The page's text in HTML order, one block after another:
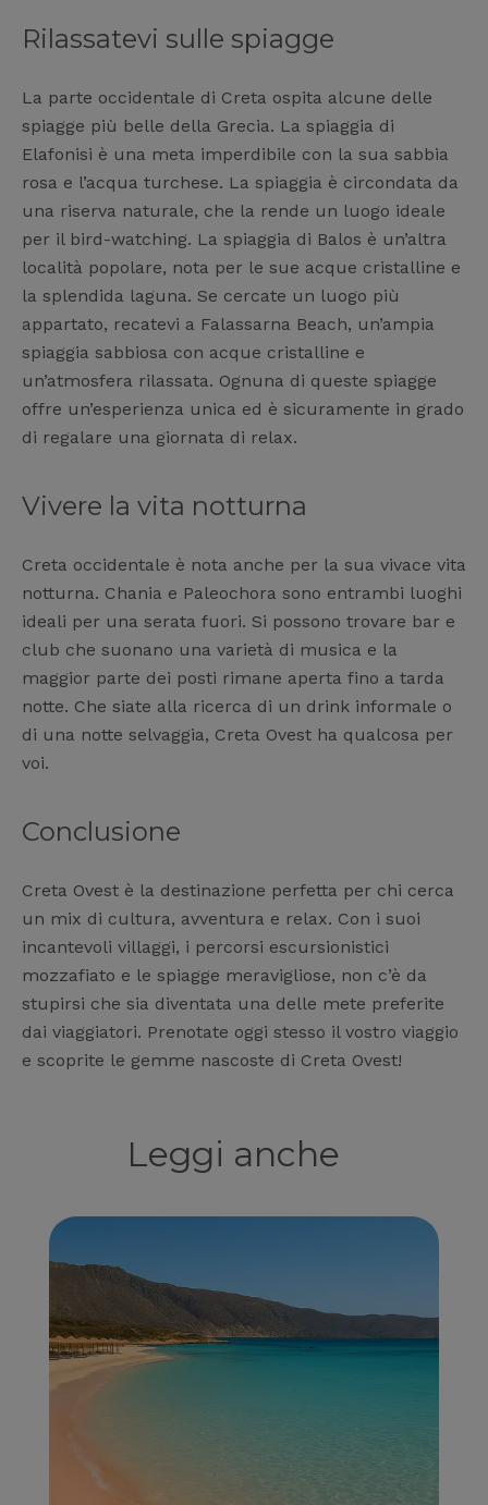
Rilassatevi sulle spiagge
La parte occidentale di Creta ospita alcune delle
spiagge più belle della Grecia. La spiaggia di
Elafonisi è una meta imperdibile con la sua sabbia
rosa e l’acqua turchese. La spiaggia è circondata da
una riserva naturale, che la rende un luogo ideale
per il bird-watching. La spiaggia di Balos è un’altra
località popolare, nota per le sue acque cristalline e
la splendida laguna. Se cercate un luogo più
appartato, recatevi a Falassarna Beach, un’ampia
spiaggia sabbiosa con acque cristalline e
un’atmosfera rilassata. Ognuna di queste spiagge
offre un’esperienza unica ed è sicuramente in grado
di regalare una giornata di relax.
Vivere la vita notturna
Creta occidentale è nota anche per la sua vivace vita
notturna. Chania e Paleochora sono entrambi luoghi
ideali per una serata fuori. Si possono trovare bar e
club che suonano una varietà di musica e la
maggior parte dei posti rimane aperta fino a tarda
notte. Che siate alla ricerca di un drink informale o
di una notte selvaggia, Creta Ovest ha qualcosa per
voi.
Conclusione
Creta Ovest è la destinazione perfetta per chi cerca
un mix di cultura, avventura e relax. Con i suoi
incantevoli villaggi, i percorsi escursionistici
mozzafiato e le spiagge meravigliose, non c’è da
stupirsi che sia diventata una delle mete preferite
dai viaggiatori. Prenotate oggi stesso il vostro viaggio
e scoprite le gemme nascoste di Creta Ovest!
Leggi anche